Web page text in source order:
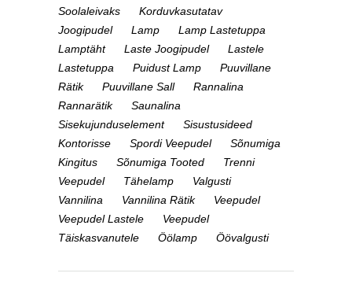
Soolaleivaks
Korduvkasutatav
Joogipudel
Lamp
Lamp Lastetuppa
Lamptäht
Laste Joogipudel
Lastele
Lastetuppa
Puidust Lamp
Puuvillane
Rätik
Puuvillane Sall
Rannalina
Rannarätik
Saunalina
Sisekujunduselement
Sisustusideed
Kontorisse
Spordi Veepudel
Sõnumiga
Kingitus
Sõnumiga Tooted
Trenni
Veepudel
Tähelamp
Valgusti
Vannilina
Vannilina Rätik
Veepudel
Veepudel Lastele
Veepudel
Täiskasvanutele
Öölamp Öövalgusti